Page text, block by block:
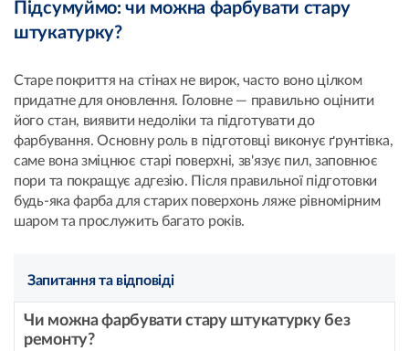
Підсумуймо: чи можна фарбувати стару
штукатурку?
Старе покриття на стінах не вирок, часто воно цілком
придатне для оновлення. Головне — правильно оцінити
його стан, виявити недоліки та підготувати до
фарбування. Основну роль в підготовці виконує ґрунтівка,
саме вона зміцнює старі поверхні, зв'язує пил, заповнює
пори та покращує адгезію. Після правильної підготовки
будь-яка фарба для старих поверхонь ляже рівномірним
шаром та прослужить багато років.
Запитання та відповіді
Чи можна фарбувати стару штукатурку без
ремонту?